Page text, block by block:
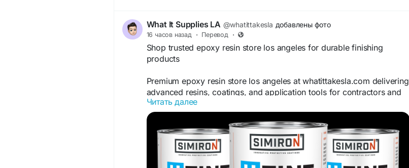
What It Supplies LA @whatittakesla добавлены фото
16 часов назад · Перевод ·
Shop trusted epoxy resin store los angeles for durable finishing
products
Premium epoxy resin store los angeles at whatittakesla.com delivering
advanced resins, coatings, and application tools for contractors and
creators focused on durable concrete countertops, flooring systems,
and long-lasting architectural surface finishes across commercial and
residential projects.
https://www.whatittakesla.com/
Читать далее